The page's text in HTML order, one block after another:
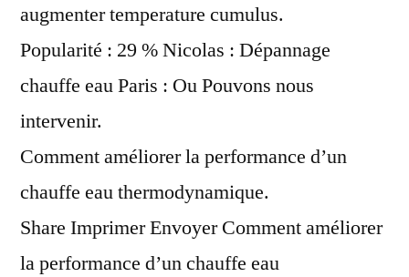
augmenter temperature cumulus.
Popularité : 29 % Nicolas : Dépannage
chauffe eau Paris : Ou Pouvons nous
intervenir.
Comment améliorer la performance d’un
chauffe eau thermodynamique.
Share Imprimer Envoyer Comment améliorer
la performance d’un chauffe eau